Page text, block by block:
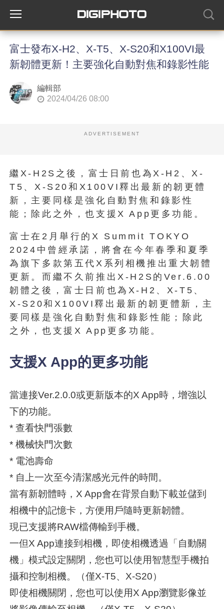
富士發布X-H2、X-T5、X-S20和X100VI最
新韌體更新！主要強化自動對焦和錄影性能
編輯部
2024/04/26 08:00
ADVERTISEMENT
繼X-H2S之後，富士日前也為X-H2、X-
T5、X-S20和X100VI釋出最新的韌更體
新，主要同樣是強化自動對焦和錄影性
能；除此之外，也支援X App更多功能。
富士在2月舉行的X Summit TOKYO
2024中曾經承諾，將會在今年春季和夏季
為旗下多款第五代X系列相機推出重大韌體
更新。而繼不久前推出X-H2S的Ver.6.00
韌體之後，富士日前也為X-H2、X-T5、
X-S20和X100VI釋出最新的韌更體新，主
要同樣是強化自動對焦和錄影性能；除此
之外，也支援X App更多功能。
支援X App的更多功能
當連接Ver.2.0.0或更新版本的X App時，增強以
下的功能。
* 查看快門張數
* 機械快門次數
* 電池壽命
* 自上一次至今清潔感光元件的時間。
當有新韌體時，X App會在背景自動下載並儲到
相機中的記憶卡，方便用戶隨時更新韌體。
現已支援將RAW檔傳輸到手機。
一但X App連接到相機，即使相機透過「自動關
機」模式設定關閉，您也可以使用智慧型手機拍
攝和控制相機。（僅X-T5、X-S20）
即使相機關閉，您也可以使用X App瀏覽影像並